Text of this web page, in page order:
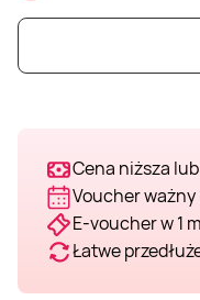
Cena niższa
Voucher ważny
E-voucher w 1
Łatwe